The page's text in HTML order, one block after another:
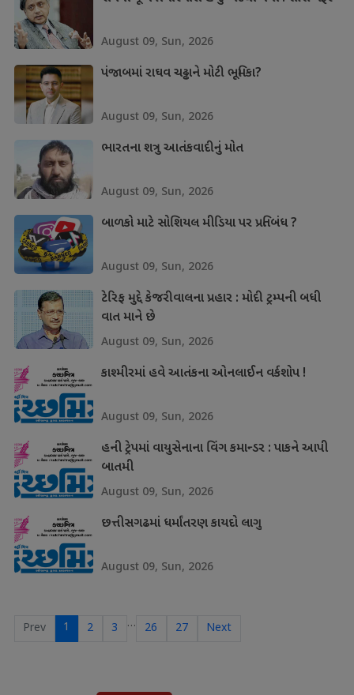
August 09, Sun, 2026
પંજાબમાં રાઘવ ચઢ્ઢાને મોટી ભૂમિકા?
August 09, Sun, 2026
ભારતના શત્રુ આતંકવાદીનું મોત
August 09, Sun, 2026
બાળકો માટે સોશિયલ મીડિયા પર પ્રતિબંધ ?
August 09, Sun, 2026
ટેરિફ મુદ્દે કેજરીવાલના પ્રહાર : મોદી ટ્રમ્પની બધી
વાત માને છે
August 09, Sun, 2026
કાશ્મીરમાં હવે આતંકના ઓનલાઈન વર્કશોપ !
August 09, Sun, 2026
હની ટ્રેપમાં વાયુસેનાના વિંગ કમાન્ડર : પાકને આપી
બાતમી
August 09, Sun, 2026
છત્તીસગઢમાં ધર્માંતરણ કાયદો લાગુ
August 09, Sun, 2026
Prev 1 2 3 … 26 27 Next